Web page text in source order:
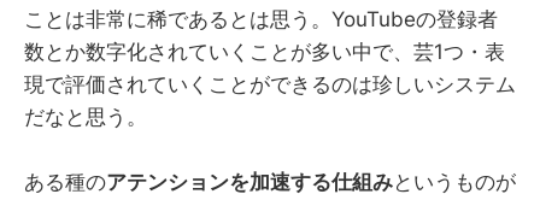
ことは非常に稀であるとは思う。YouTubeの登録者
数とか数字化されていくことが多い中で、芸1つ・表
現で評価されていくことができるのは珍しいシステム
だなと思う。
ある種のアテンションを加速する仕組みというものが